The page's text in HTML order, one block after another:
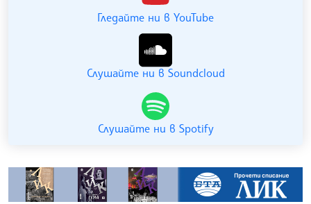
Гледайте ни в YouTube
Слушайте ни в Soundcloud
Слушайте ни в Spotify